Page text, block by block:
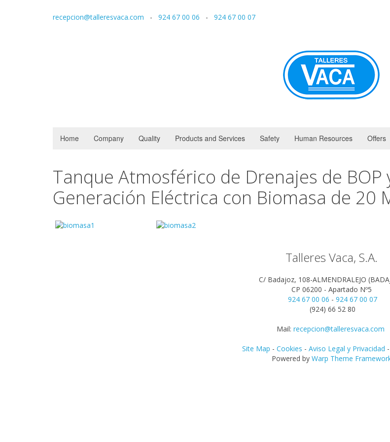
recepcion@talleresvaca.com - 924 67 00 06 - 924 67 00 07
Home Company Quality Products and Services Safety Human Resources Offers
Tanque Atmosférico de Drenajes de BOP
Generación Eléctrica con Biomasa de 20
Talleres Vaca, S.A.
C/ Badajoz, 108-ALMENDRALEJO
CP 06200 - Apartado Nº5
924 67 00 06 - 924 67 00 07
(924) 66 52 80
Mail: recepcion@talleresvaca.com
Site Map - Cookies - Aviso Legal y Privacidad -
Powered by Warp Theme